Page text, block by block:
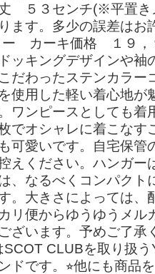
５３センチ(※平置き
ます。多少の誤差はお
ー カーキ価格 １９，
ッキングデザインや袖
だわったステンカラー
使用した軽い着心地が
ワンピースとしても着
でオシャレに着こなす
可愛いです。自宅保管
えください。ハンガー
、なるべくコンパクト
。大きさによっては、
リ便からゆうゆうメル
ざいます。予めご了承
SCOT CLUBを取り扱う
ドです。⭐︎他にも商品